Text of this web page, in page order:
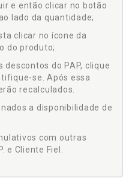
e então clicar no botão
lado da quantidade;
clicar no ícone da
do produto;
do PAP, clique
se. Após essa
recalculados.
a disponibilidade de
com outras
e Cliente Fiel.